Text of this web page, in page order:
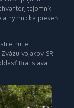
tajomník
hymnická pieseň
vojakov SR
Bratislava.